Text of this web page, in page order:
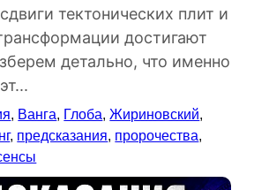
тектонических плит и
достигают
детально, что именно
, Ванга, Глоба,Жириновский,
, предсказания, пророчества,